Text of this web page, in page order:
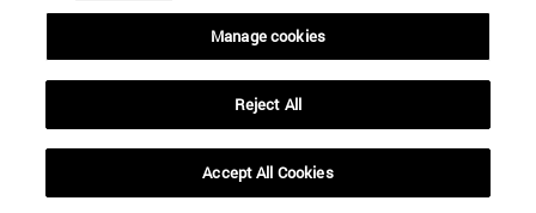
Manage cookies
Reject All
Accept All Cookies